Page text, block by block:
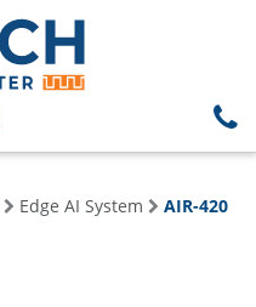
Edge AI System AIR-420